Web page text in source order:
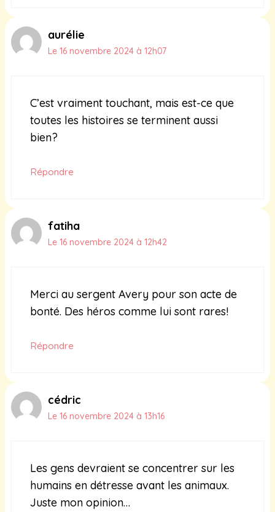
aurélie
Le 16 novembre 2024 à 12h07
C’est vraiment touchant, mais est-ce que
toutes les histoires se terminent aussi
bien?
Répondre
fatiha
Le 16 novembre 2024 à 12h42
Merci au sergent Avery pour son acte de
bonté. Des héros comme lui sont rares!
Répondre
cédric
Le 16 novembre 2024 à 13h16
Les gens devraient se concentrer sur les
humains en détresse avant les animaux.
Juste mon opinion…